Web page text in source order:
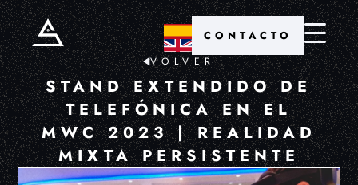
CONTACTO
VOLVER
STAND EXTENDIDO DE
TELEFÓNICA EN EL
MWC 2023 | REALIDAD
MIXTA PERSISTENTE